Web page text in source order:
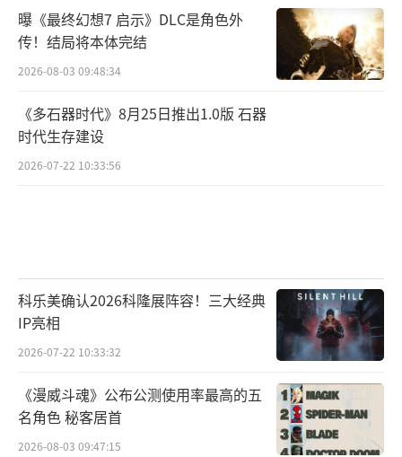
曝《最终幻想7 启示》DLC是角色外
传！结局将本体完结
2026-08-03 09:48:34
《多石器时代》8月25日推出1.0版 石器
时代生存建设
2026-07-22 10:33:56
科乐美确认2026科隆展阵容！三大经典
IP亮相
2026-07-22 10:33:32
《漫威斗魂》公布公测使用率最高的五
名角色 秘客居首
2026-08-03 09:47:15